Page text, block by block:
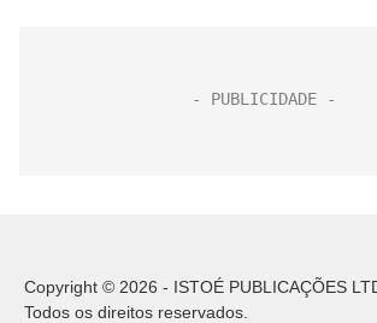
Copyright © 2026 - ISTOÉ PUBLICAÇÕES
Todos os direitos reservados.